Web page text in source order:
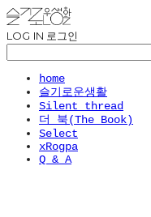
LOG IN 로그인
home
슬기로운생활
Silent thread
더 북(The Book)
Select
xRogpa
Q & A